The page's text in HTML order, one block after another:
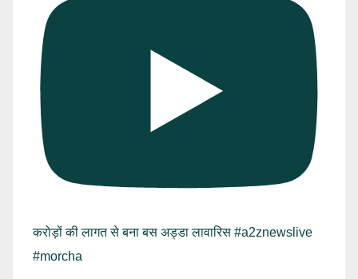
करोड़ों की लागत से बना बस अड्डा लावारिस #a2znewslive
#morcha